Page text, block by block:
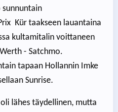
sunnuntain
Kür taakseen lauantaina
kultamitalin voittaneen
- Satchmo.
tapaan Hollannin Imke
Sunrise.
lähes täydellinen, mutta